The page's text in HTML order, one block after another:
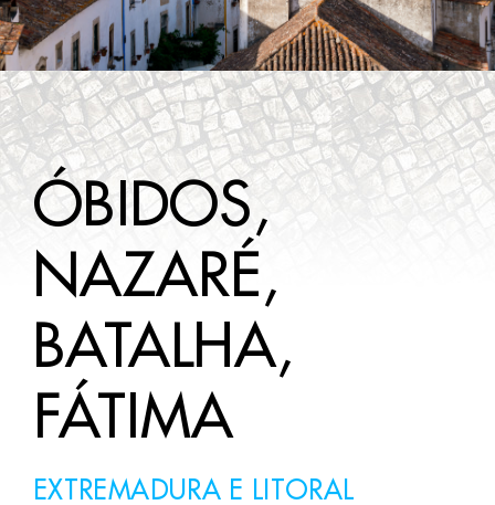
WINE TOURS
DA SAPERE
CONTATTI
ÓBIDOS,
NAZARÉ,
BATALHA,
FÁTIMA
EXTREMADURA E LITORAL